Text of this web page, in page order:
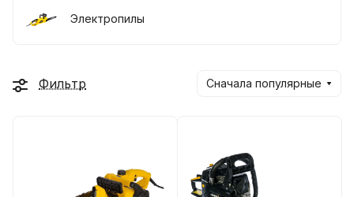
Электропилы
Фильтр Сначала популярные